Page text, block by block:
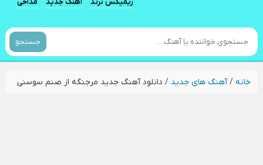
جستجو
خانه/آهنگ های جدید / دانلود آهنگ جدید مرجنگه از صنم سوسنی